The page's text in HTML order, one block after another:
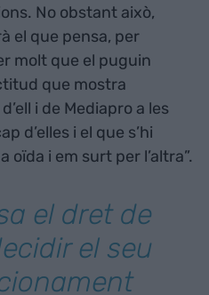
No obstant això,
el que pensa, per
molt que el puguin
que mostra
i de Mediapro a les
d’elles i el que s’hi
oïda i em surt per l’altra”.
el dret de
el seu